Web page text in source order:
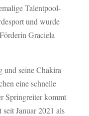
Talentpool-
und wurde
Graciela
und seine Chakira
eine schnelle
Springreiter kommt
Januar 2021 als